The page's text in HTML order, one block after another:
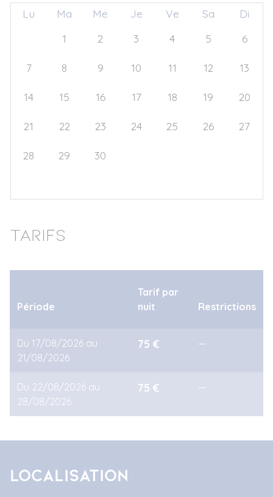
Lu Ma Me Je Ve Sa
Di
1 2 3 4 5 6
7 8 9 10 11 12 13
14 15 16 17 18 19 20
21 22 23 24 25 26 27
28 29 30
Tarifs
Période
Tarif par
nuit
Restrictions
Du 17/08/2026 au
21/08/2026
75 € —
Du 22/08/2026 au
28/08/2026
75 € —
Localisation